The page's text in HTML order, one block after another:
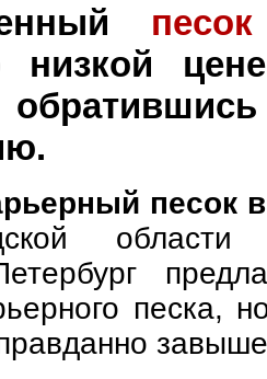
низкой
песок
области
песка,